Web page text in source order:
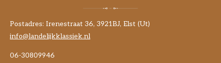
Postadres: Irenestraat 36, 3921BJ, Elst (Ut)
info@landelijkklassiek.nl
06-30809946